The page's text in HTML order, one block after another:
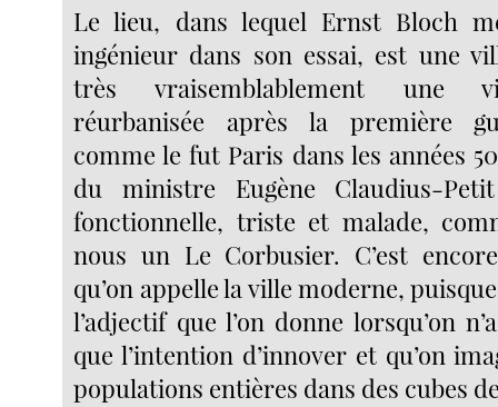
Le lieu, dans lequel Ernst Bloch
ingénieur dans son essai, est une
très vraisemblablement une
réurbanisée après la première
comme le fut Paris dans les années
du ministre Eugène Claudius-
fonctionnelle, triste et malade,
nous un Le Corbusier. C’est
qu’on appelle la ville moderne,
l’adjectif que l’on donne lorsqu’on
que l’intention d’innover et qu’on
populations entières dans des cubes